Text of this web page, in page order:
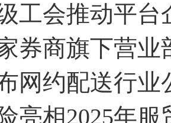
工会推动平台
券商旗下营业
网约配送行业
亮相2025年